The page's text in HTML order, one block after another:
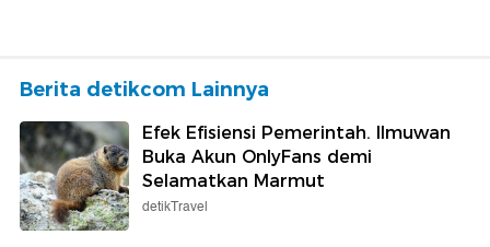
Berita detikcom Lainnya
Efek Efisiensi Pemerintah. Ilmuwan
Buka Akun OnlyFans demi
Selamatkan Marmut
detikTravel